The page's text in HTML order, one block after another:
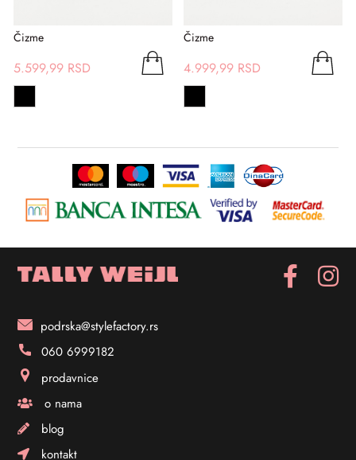
Čizme
5.599,99 RSD
Čizme
4.999,99 RSD
podrska@stylefactory.rs
060 6999182
prodavnice
o nama
blog
kontakt